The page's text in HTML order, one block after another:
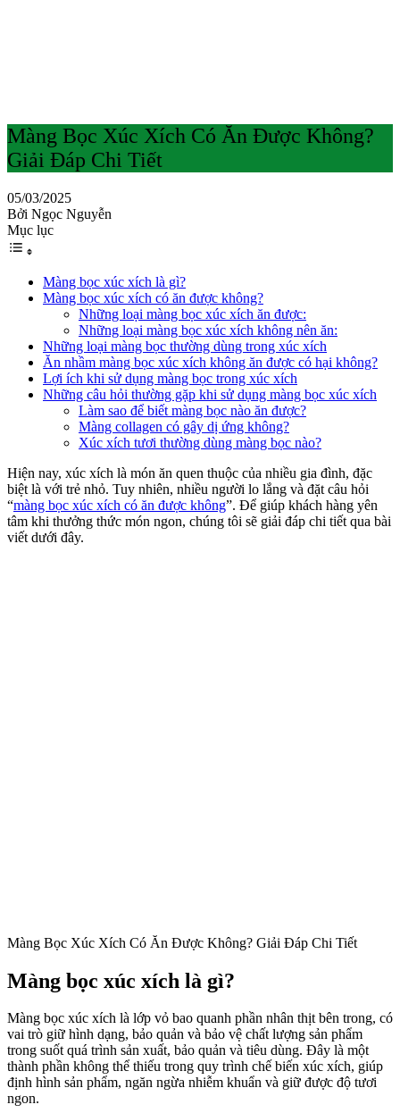
Màng Bọc Xúc Xích Có Ăn Được Không?
Giải Đáp Chi Tiết
05/03/2025
Bởi Ngọc Nguyễn
Mục lục
Màng bọc xúc xích là gì?
Màng bọc xúc xích có ăn được không?
Những loại màng bọc xúc xích ăn được:
Những loại màng bọc xúc xích không nên ăn:
Những loại màng bọc thường dùng trong xúc xích
Ăn nhầm màng bọc xúc xích không ăn được có hại không?
Lợi ích khi sử dụng màng bọc trong xúc xích
Những câu hỏi thường gặp khi sử dụng màng bọc xúc xích
Làm sao để biết màng bọc nào ăn được?
Màng collagen có gây dị ứng không?
Xúc xích tươi thường dùng màng bọc nào?
Hiện nay, xúc xích là món ăn quen thuộc của nhiều gia đình, đặc
biệt là với trẻ nhỏ. Tuy nhiên, nhiều người lo lắng và đặt câu hỏi
“màng bọc xúc xích có ăn được không”. Để giúp khách hàng yên
tâm khi thưởng thức món ngon, chúng tôi sẽ giải đáp chi tiết qua bài
viết dưới đây.
Màng Bọc Xúc Xích Có Ăn Được Không? Giải Đáp Chi Tiết
Màng bọc xúc xích là gì?
Màng bọc xúc xích là lớp vỏ bao quanh phần nhân thịt bên trong, có
vai trò giữ hình dạng, bảo quản và bảo vệ chất lượng sản phẩm
trong suốt quá trình sản xuất, bảo quản và tiêu dùng. Đây là một
thành phần không thể thiếu trong quy trình chế biến xúc xích, giúp
định hình sản phẩm, ngăn ngừa nhiễm khuẩn và giữ được độ tươi
ngon.